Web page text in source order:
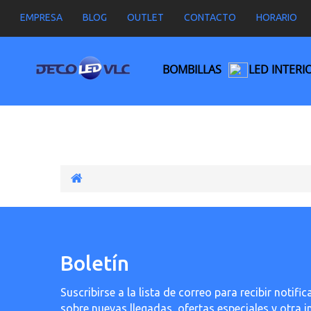
EMPRESA BLOG OUTLET CONTACTO HORARIO
BOMBILLAS LED
Boletín
Suscribirse a la lista de correo para recibir
sobre nuevas llegadas, ofertas especiales y otra